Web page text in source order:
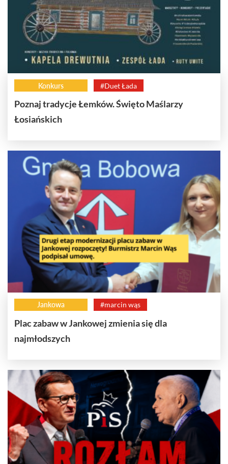
Konkurs #Duet Łada
Poznaj tradycje Łemków. Święto Maślarzy
Łosiańskich
Jankowa #marcin wąs
Plac zabaw w Jankowej zmienia się dla
najmłodszych